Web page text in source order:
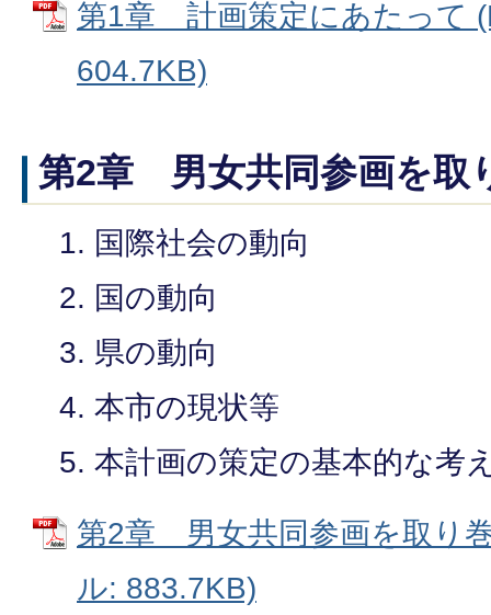
第1章 計画策定にあたって
604.7KB)
第2章 男女共同参画を取
国際社会の動向
国の動向
県の動向
本市の現状等
本計画の策定の基本的な考
第2章 男女共同参画を取り
ル: 883.7KB)